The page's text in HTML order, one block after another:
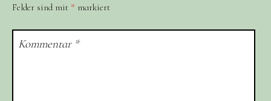
Felder sind mit * markiert
Kommentar *